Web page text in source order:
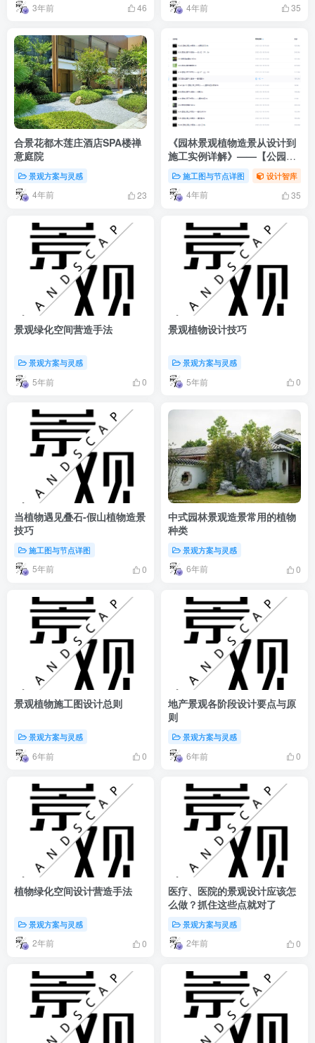
3年前 46 4年前 35
合景花都木莲庄酒店SPA楼禅
意庭院
景观方案与灵感
4年前 23
《园林景观植物造景从设计到
施工实例详解》——【公园植
物配置】完结篇
施工图与节点详图 设计智库
4年前 35
景观绿化空间营造手法
景观方案与灵感
5年前 0
景观植物设计技巧
景观方案与灵感
5年前 0
当植物遇见叠石-假山植物造景
技巧
施工图与节点详图
5年前 0
中式园林景观造景常用的植物
种类
景观方案与灵感
6年前 0
景观植物施工图设计总则
景观方案与灵感
6年前 0
地产景观各阶段设计要点与原
则
景观方案与灵感
6年前 0
植物绿化空间设计营造手法
景观方案与灵感
2年前 0
医疗、医院的景观设计应该怎
么做？抓住这些点就对了
景观方案与灵感
2年前 0